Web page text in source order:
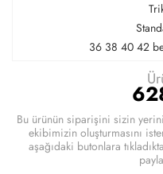
36 38 40 42
Bu ürünün siparişini sizin
ekibimizin oluşturmasını
aşağıdaki butonlara